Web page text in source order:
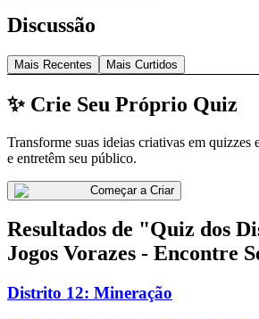
Discussão
Mais Recentes Mais Curtidos
✨ Crie Seu Próprio Quiz
Transforme suas ideias criativas em quizzes
e entretêm seu público.
Começar a Criar
Resultados de "Quiz dos
Jogos Vorazes - Encontre
Distrito 12: Mineração